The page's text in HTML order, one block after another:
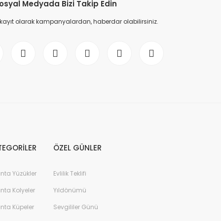
Medyada Bizi Takip Edin
olarak kampanyalardan, haberdar olabilirsiniz.
Yüzükler
Kolyeler
Küpeler
ÖZEL GÜNLER
Evlilik Teklifi
Yıldönümü
Sevgililer Günü